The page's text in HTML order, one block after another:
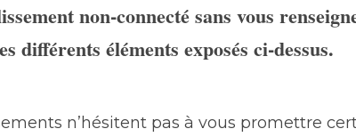
non-connecté sans vous
différents éléments exposés ci-dessus.
n’hésitent pas à vous promettre